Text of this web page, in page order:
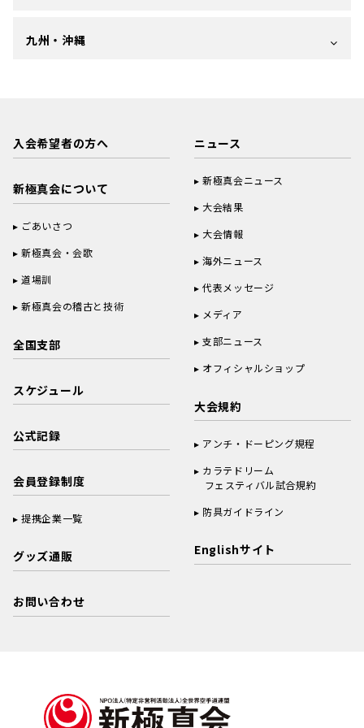
九州・沖縄
入会希望者の方へ
新極真会について
ごあいさつ
新極真会・会歌
道場訓
新極真会の稽古と技術
全国支部
スケジュール
公式記録
会員登録制度
提携企業一覧
グッズ通販
お問い合わせ
ニュース
新極真会ニュース
大会結果
大会情報
海外ニュース
代表メッセージ
メディア
支部ニュース
オフィシャルショップ
大会規約
アンチ・ドーピング規程
カラテドリーム
フェスティバル試合規約
防具ガイドライン
Englishサイト